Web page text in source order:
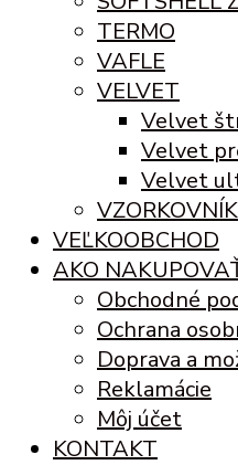
TERMO
VAFLE
VELVET
Velvet
Velvet
Velvet
VZORKOVNÍK
VEĽKOOBCHOD
AKO
Obchodné
Ochrana
Doprava a
Reklamácie
Môj účet
KONTAKT